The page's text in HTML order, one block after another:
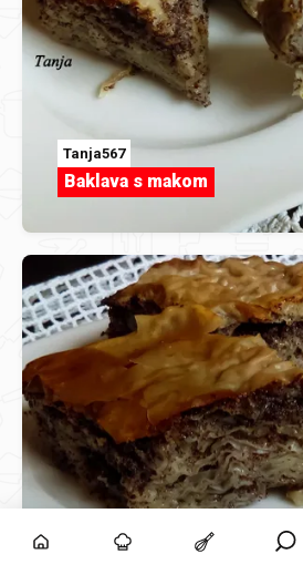
Tanja567
Baklava s makom